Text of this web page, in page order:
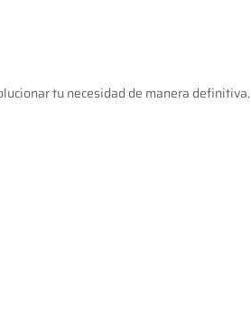
tu necesidad de manera definitiva.